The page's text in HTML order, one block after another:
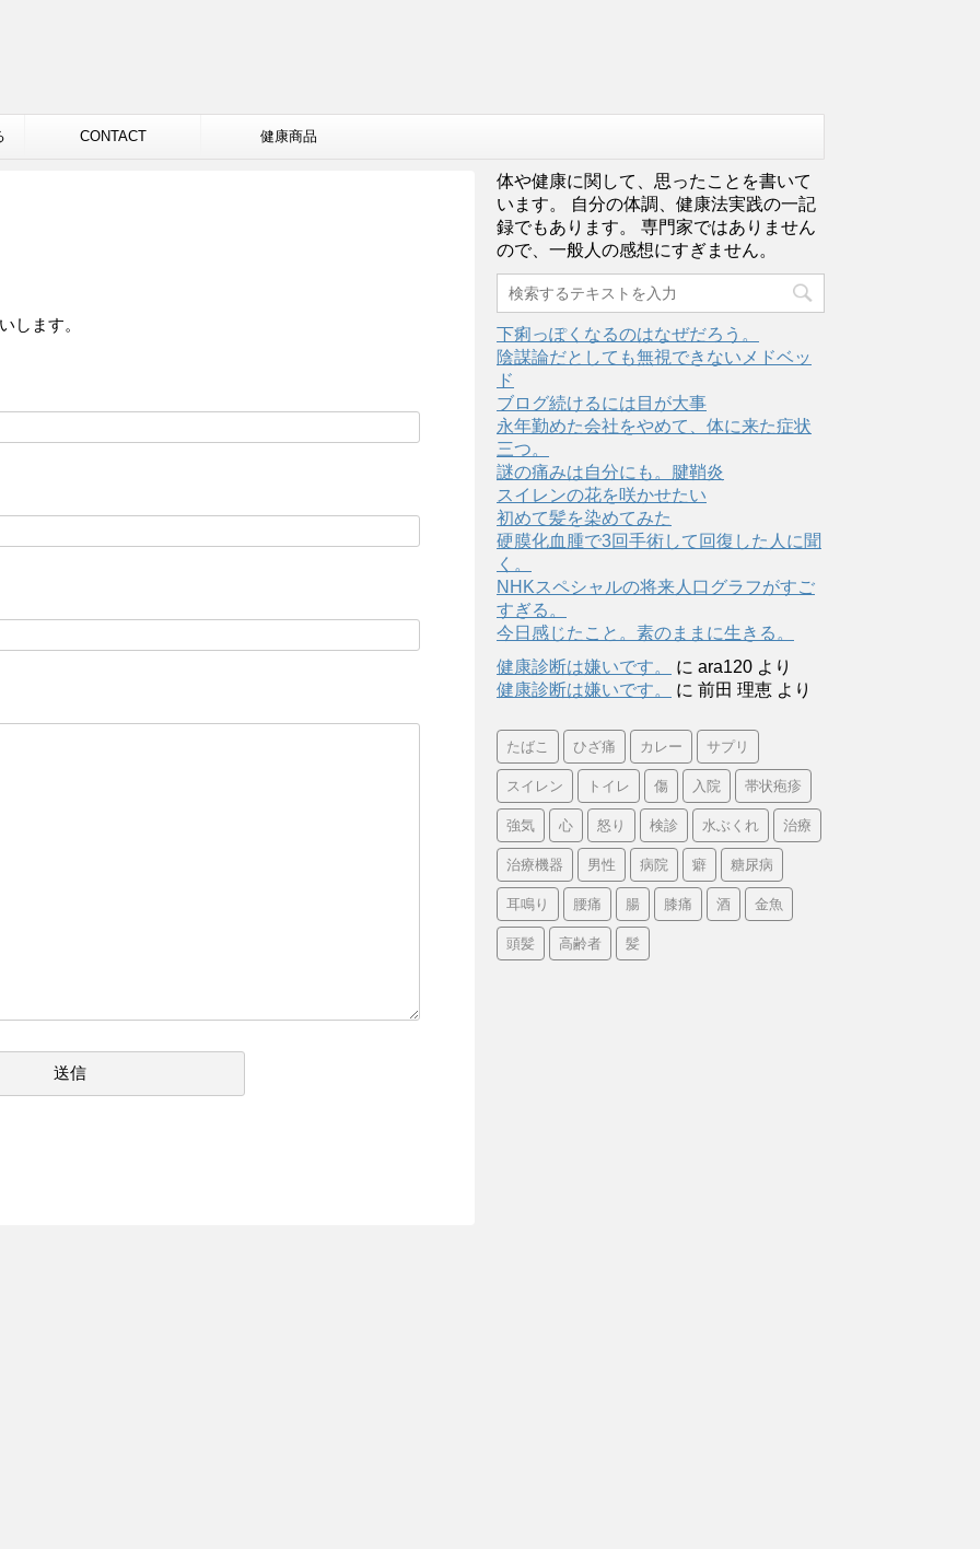
CONTACT 健康商品
します。
体や健康に関して、思ったことを書いて
います。 自分の体調、健康法実践の一記
録でもあります。 専門家ではありません
ので、一般人の感想にすぎません。
下痢っぽくなるのはなぜだろう。
陰謀論だとしても無視できないメドベッ
ド
ブログ続けるには目が大事
永年勤めた会社をやめて、体に来た症状
三つ。
謎の痛みは自分にも。腱鞘炎
スイレンの花を咲かせたい
初めて髪を染めてみた
硬膜化血腫で3回手術して回復した人に聞
く。
NHKスペシャルの将来人口グラフがすご
すぎる。
今日感じたこと。素のままに生きる。
健康診断は嫌いです。
に ara120 より
健康診断は嫌いです。
に 前田 理恵 より
たばこ ひざ痛 カレー サプリ
スイレン トイレ 傷 入院 帯状疱疹
強気 心 怒り 検診 水ぶくれ 治療
治療機器 男性 病院 癖 糖尿病
耳鳴り 腰痛 腸 膝痛 酒 金魚
頭髪 高齢者 髪